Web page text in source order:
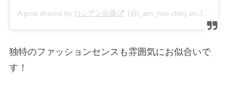
A post shared by ロシアン佐藤 (@i_am_hito.chin) on Jul 8, 2019 at 4:35am PDT
独特のファッションセンスも雰囲気にお似合いで
す！